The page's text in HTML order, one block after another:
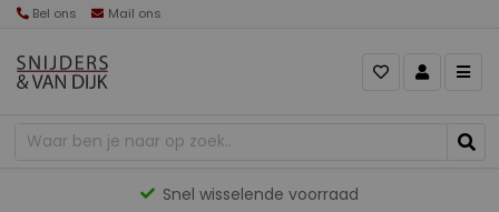
Bel ons Mail ons
Gevarieerd aanbod